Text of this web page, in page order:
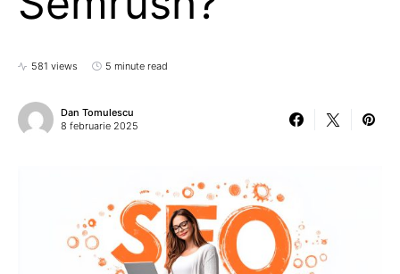
581 views 5 minute read
Dan Tomulescu
8 februarie 2025